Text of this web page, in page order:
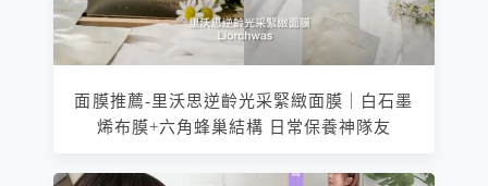
面膜推薦-里沃思逆齡光采緊緻面膜｜白石墨
烯布膜+六角蜂巢結構 日常保養神隊友